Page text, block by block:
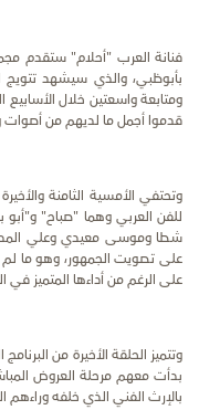
فنانة العرب "أحلام" ستقدم
بأبوظبي، والذي سيشهد تتويج
ومتابعة واسعتين خلال
قدموا أجمل ما لديهم من أصوات
وتحتفي الأمسية الثامنة
للفن العربي وهما "صباح"
شطا وموسى معيدي وعلي
على تصويت الجمهور، وهو ما لم
على الرغم من أداءها المتميز في
وتتميز الحلقة الأخيرة من
بدأت معهم مرحلة العروض
بالإرث الفني الذي خلفه وراءهم